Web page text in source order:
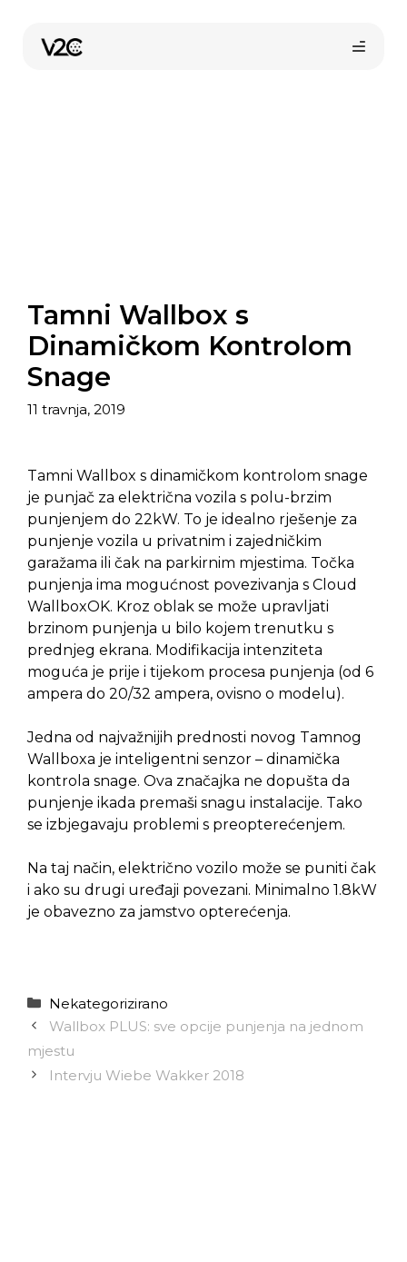
sadržaj
Tamni Wallbox s
Dinamičkom Kontrolom
Snage
11 travnja, 2019
Tamni Wallbox s dinamičkom kontrolom snage
je punjač za električna vozila s polu-brzim
punjenjem do 22kW. To je idealno rješenje za
punjenje vozila u privatnim i zajedničkim
garažama ili čak na parkirnim mjestima. Točka
punjenja ima mogućnost povezivanja s Cloud
WallboxOK. Kroz oblak se može upravljati
brzinom punjenja u bilo kojem trenutku s
prednjeg ekrana. Modifikacija intenziteta
moguća je prije i tijekom procesa punjenja (od 6
ampera do 20/32 ampera, ovisno o modelu).
Jedna od najvažnijih prednosti novog Tamnog
Wallboxa je inteligentni senzor – dinamička
kontrola snage. Ova značajka ne dopušta da
punjenje ikada premaši snagu instalacije. Tako
se izbjegavaju problemi s preopterećenjem.
Na taj način, električno vozilo može se puniti čak
i ako su drugi uređaji povezani. Minimalno 1.8kW
je obavezno za jamstvo opterećenja.
Kategorije
Nekategorizirano
Wallbox PLUS: sve opcije punjenja na jednom
mjestu
Intervju Wiebe Wakker 2018